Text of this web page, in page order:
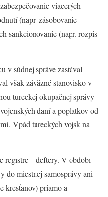
viacerých
(napr. zásobovanie
sankcionovanie (napr. rozpis
v súdnej správe zastával
však záväzné stanovisko v
tureckej okupačnej správy
daní a poplatkov od
Vpád tureckých vojsk na
registre – deftery. V období
do miestnej samosprávy ani
kresťanov) priamo a